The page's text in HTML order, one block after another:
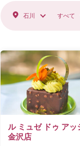
石川 すべて
ル ミュゼ ドゥ アッ
金沢店